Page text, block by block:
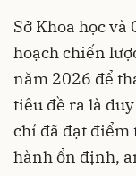
Sở Khoa học
hoạch chiến
năm 2026 để
tiêu đề ra là
chí đã đạt điểm
hành ổn định,